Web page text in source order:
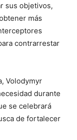
sus objetivos,
más
contrarrestar
Volodymyr
durante
se celebrará
de fortalecer